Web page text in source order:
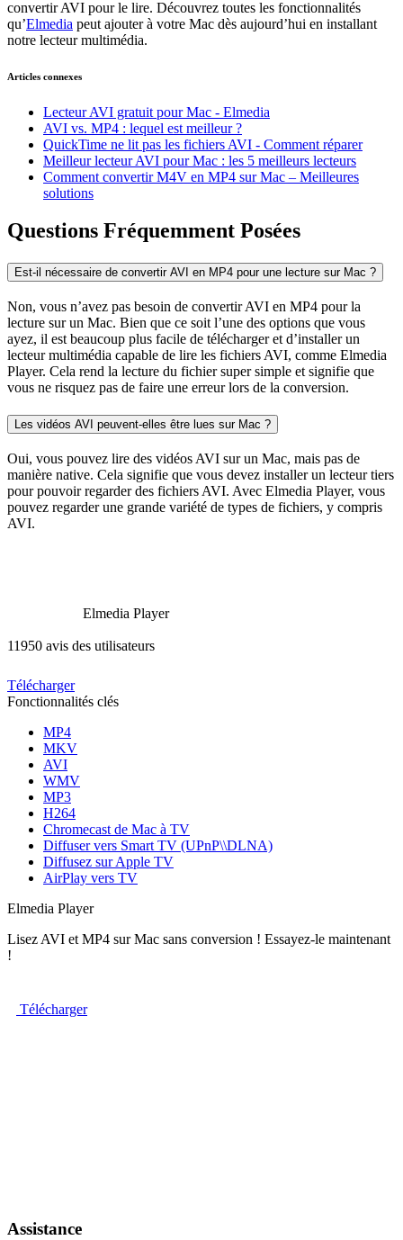
convertir AVI pour le lire. Découvrez toutes les fonctionnalités
qu’Elmedia peut ajouter à votre Mac dès aujourd’hui en installant
notre lecteur multimédia.
Articles connexes
Lecteur AVI gratuit pour Mac - Elmedia
AVI vs. MP4 : lequel est meilleur ?
QuickTime ne lit pas les fichiers AVI - Comment réparer
Meilleur lecteur AVI pour Mac : les 5 meilleurs lecteurs
Comment convertir M4V en MP4 sur Mac – Meilleures
solutions
Questions Fréquemment Posées
Est-il nécessaire de convertir AVI en MP4 pour une lecture sur Mac ?
Non, vous n’avez pas besoin de convertir AVI en MP4 pour la
lecture sur un Mac. Bien que ce soit l’une des options que vous
ayez, il est beaucoup plus facile de télécharger et d’installer un
lecteur multimédia capable de lire les fichiers AVI, comme Elmedia
Player. Cela rend la lecture du fichier super simple et signifie que
vous ne risquez pas de faire une erreur lors de la conversion.
Les vidéos AVI peuvent-elles être lues sur Mac ?
Oui, vous pouvez lire des vidéos AVI sur un Mac, mais pas de
manière native. Cela signifie que vous devez installer un lecteur tiers
pour pouvoir regarder des fichiers AVI. Avec Elmedia Player, vous
pouvez regarder une grande variété de types de fichiers, y compris
AVI.
Elmedia Player
11950 avis des utilisateurs
Télécharger
Fonctionnalités clés
MP4
MKV
AVI
WMV
MP3
H264
Chromecast de Mac à TV
Diffuser vers Smart TV (UPnP\\DLNA)
Diffusez sur Apple TV
AirPlay vers TV
Elmedia Player
Lisez AVI et MP4 sur Mac sans conversion ! Essayez-le maintenant
!
Télécharger
Assistance